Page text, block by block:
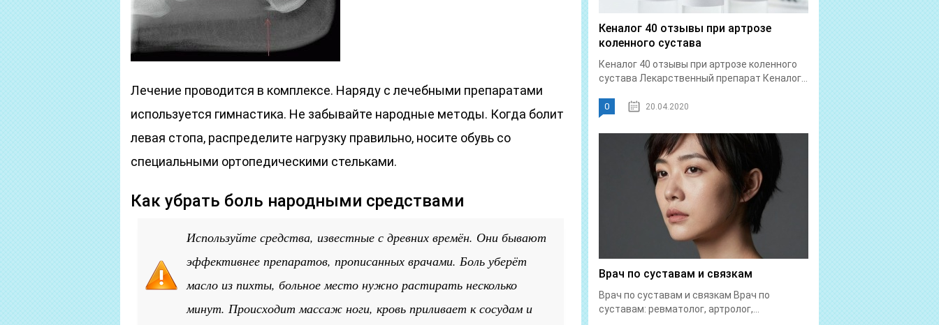
Лечение проводится в комплексе. Наряду с лечебными препаратами
используется гимнастика. Не забывайте народные методы. Когда болит
левая стопа, распределите нагрузку правильно, носите обувь со
специальными ортопедическими стельками.
Как убрать боль народными средствами
Используйте средства, известные с древних времён. Они бывают
эффективнее препаратов, прописанных врачами. Боль уберёт
масло из пихты, больное место нужно растирать несколько
минут. Происходит массаж ноги, кровь приливает к сосудам и
Кеналог 40 отзывы при артрозе
коленного сустава
Кеналог 40 отзывы при артрозе коленного
сустава Лекарственный препарат Кеналог...
0 20.04.2020
Врач по суставам и связкам
Врач по суставам и связкам Врач по
суставам: ревматолог, артролог,...